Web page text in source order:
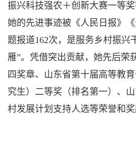
振兴科技强农＋创新大赛一等奖
她的先进事迹被《人民日报》
题报道162次，是服务乡村振兴
雁”。凭借突出贡献，她先后荣
四奖章、山东省第十届高等教
究生）二等奖（排名第一）、
村发展计划支持人选等荣誉和奖